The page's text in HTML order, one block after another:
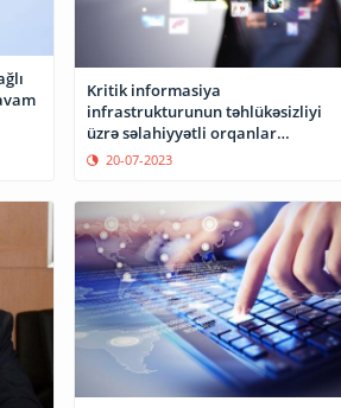
Kritik informasiya
infrastrukturunun təhlükəsizliyi
üzrə səlahiyyətli orqanlar
müəyyənləşib
20-07-2023